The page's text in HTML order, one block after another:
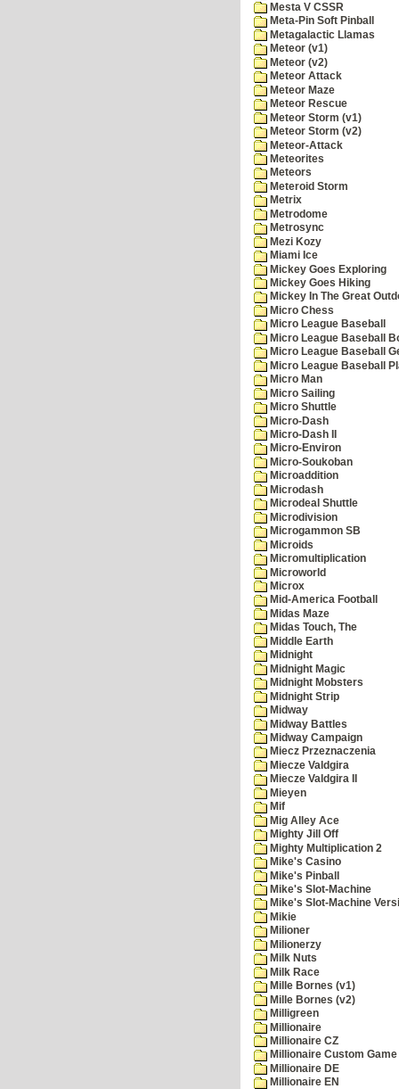
Mesta V CSSR
Meta-Pin Soft Pinball
Metagalactic Llamas
Meteor (v1)
Meteor (v2)
Meteor Attack
Meteor Maze
Meteor Rescue
Meteor Storm (v1)
Meteor Storm (v2)
Meteor-Attack
Meteorites
Meteors
Meteroid Storm
Metrix
Metrodome
Metrosync
Mezi Kozy
Miami Ice
Mickey Goes Exploring
Mickey Goes Hiking
Mickey In The Great
Micro Chess
Micro League Baseball
Micro League Baseball
Micro League Baseball
Micro League Baseball
Micro Man
Micro Sailing
Micro Shuttle
Micro-Dash
Micro-Dash II
Micro-Environ
Micro-Soukoban
Microaddition
Microdash
Microdeal Shuttle
Microdivision
Microgammon SB
Microids
Micromultiplication
Microworld
Microx
Mid-America Football
Midas Maze
Midas Touch, The
Middle Earth
Midnight
Midnight Magic
Midnight Mobsters
Midnight Strip
Midway
Midway Battles
Midway Campaign
Miecz Przeznaczenia
Miecze Valdgira
Miecze Valdgira II
Mieyen
Mif
Mig Alley Ace
Mighty Jill Off
Mighty Multiplication 2
Mike's Casino
Mike's Pinball
Mike's Slot-Machine
Mike's Slot-Machine
Mikie
Milioner
Milionerzy
Milk Nuts
Milk Race
Mille Bornes (v1)
Mille Bornes (v2)
Milligreen
Millionaire
Millionaire CZ
Millionaire Custom
Millionaire DE
Millionaire EN